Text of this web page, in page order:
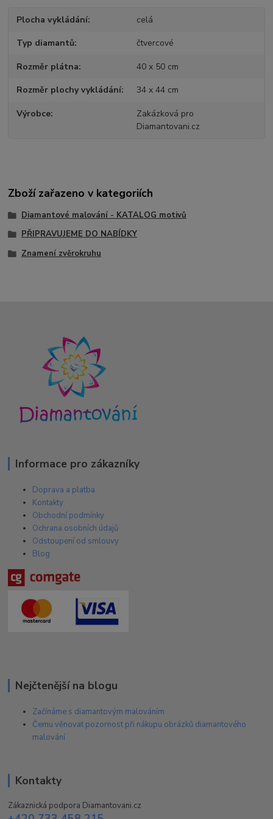
Plocha vykládání celá
Typ diamantů čtvercové
Rozměr plátna 40 x 50 cm
Rozměr plochy vykládání 34 x 44 cm
Výrobce
Zakázková pro
Diamantovani.cz
Zboží zařazeno v kategoriích
Diamantové malování - KATALOG motivů
PŘIPRAVUJEME DO NABÍDKY
Znamení zvěrokruhu
Informace pro zákazníky
Doprava a platba
Kontakty
Obchodní podmínky
Ochrana osobních údajů
Odstoupení od smlouvy
Blog
Nejčtenější na blogu
Začínáme s diamantovým malováním
Čemu věnovat pozornost při nákupu obrázků diamantového
malování
Kontakty
Zákaznická podpora Diamantovani.cz